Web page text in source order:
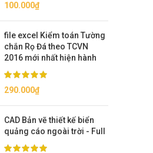
100.000₫
file excel Kiểm toán Tường
chắn Rọ Đá theo TCVN
2016 mới nhất hiện hành
290.000₫
CAD Bản vẽ thiết kế biển
quảng cáo ngoài trời - Full